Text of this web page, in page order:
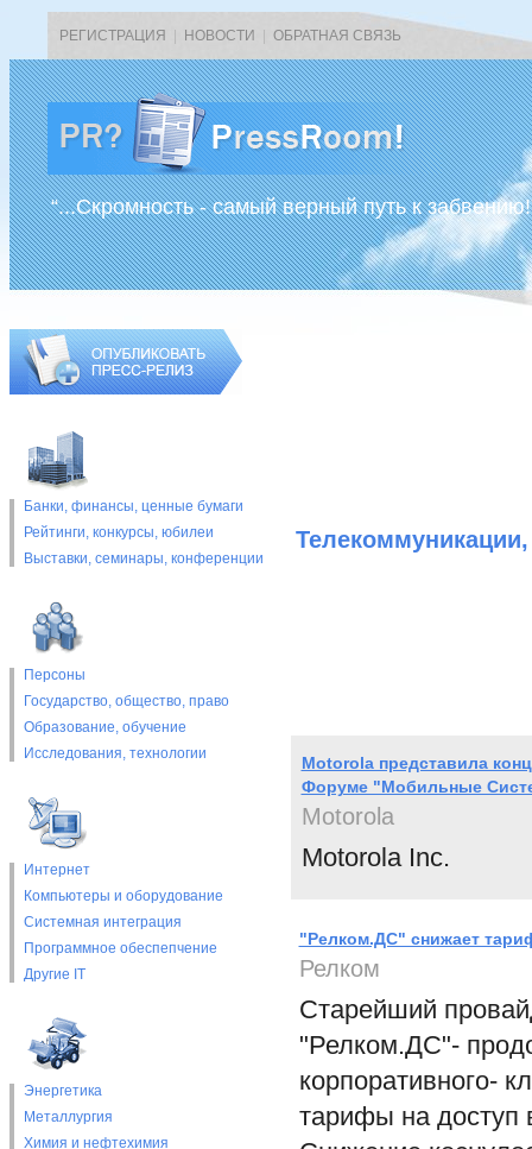
РЕГИСТРАЦИЯ НОВОСТИ ОБРАТНАЯ СВЯЗЬ
“...Скромность - самый верный путь к
Банки, финансы, ценные бумаги
Рейтинги, конкурсы, юбилеи
Выставки, cеминары, конференции
Персоны
Государство, общество, право
Образование, обучение
Исследования, технологии
Интернет
Компьютеры и оборудование
Системная интеграция
Программное обеспепчение
Другие IT
Энергетика
Металлургия
Химия и нефтехимия
Motorola представила
Форуме "Мобильные
Motorola
Motorola Inc.
"Релком.ДС" снижает
Релком
Старейший
"Релком.ДС"-
корпоративного-
тарифы на доступ